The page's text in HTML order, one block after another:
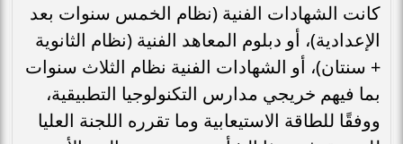
كانت الشهادات الفنية (نظام الخمس سنوات بعد
الإعدادية)، أو دبلوم المعاهد الفنية (نظام الثانوية
+ سنتان)، أو الشهادات الفنية نظام الثلاث سنوات
بما فيهم خريجي مدارس التكنولوجيا التطبيقية،
ووفقًا للطاقة الاستيعابية وما تقرره اللجنة العليا